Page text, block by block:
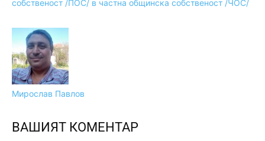
собственост /ПОС/ в частна общинска собственост /ЧОС/
Мирослав Павлов
ВАШИЯТ КОМЕНТАР